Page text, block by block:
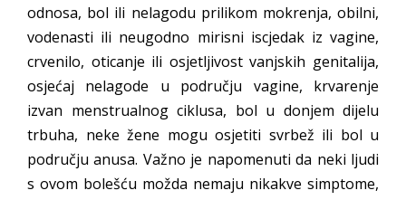
odnosa, bol ili nelagodu prilikom mokrenja, obilni,
vodenasti ili neugodno mirisni iscjedak iz vagine,
crvenilo, oticanje ili osjetljivost vanjskih genitalija,
osjećaj nelagode u području vagine, krvarenje
izvan menstrualnog ciklusa, bol u donjem dijelu
trbuha, neke žene mogu osjetiti svrbež ili bol u
području anusa. Važno je napomenuti da neki ljudi
s ovom bolešću možda nemaju nikakve simptome,